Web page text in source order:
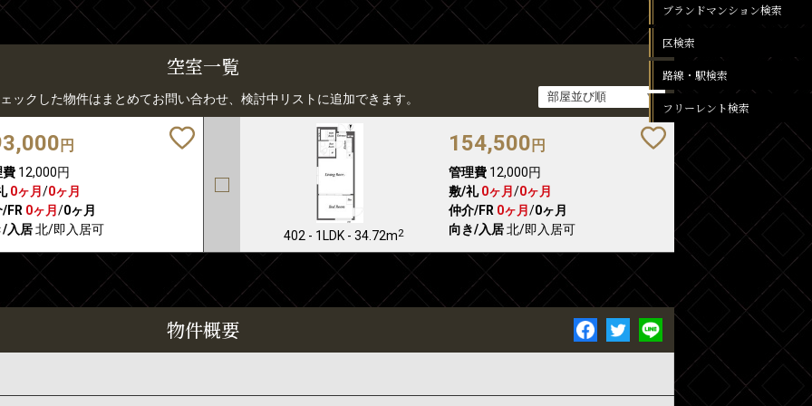
空室一覧
ックした物件はまとめてお問い合わせ、検討中リストに追加できます。
円
費12,000円
0ヶ月 /0ヶ月
FR 0ヶ月 /0ヶ月
/入居北/即入居可 402 - 1LDK - 34.72m2
154,500 円
管理費12,000円
敷/礼 0ヶ月 /0ヶ月
仲介/FR 0ヶ月 /0ヶ月
向き/入居北/即入居可
物件概要
ブランドマンション検索
区検索
路線・駅検索
フリーレント検索